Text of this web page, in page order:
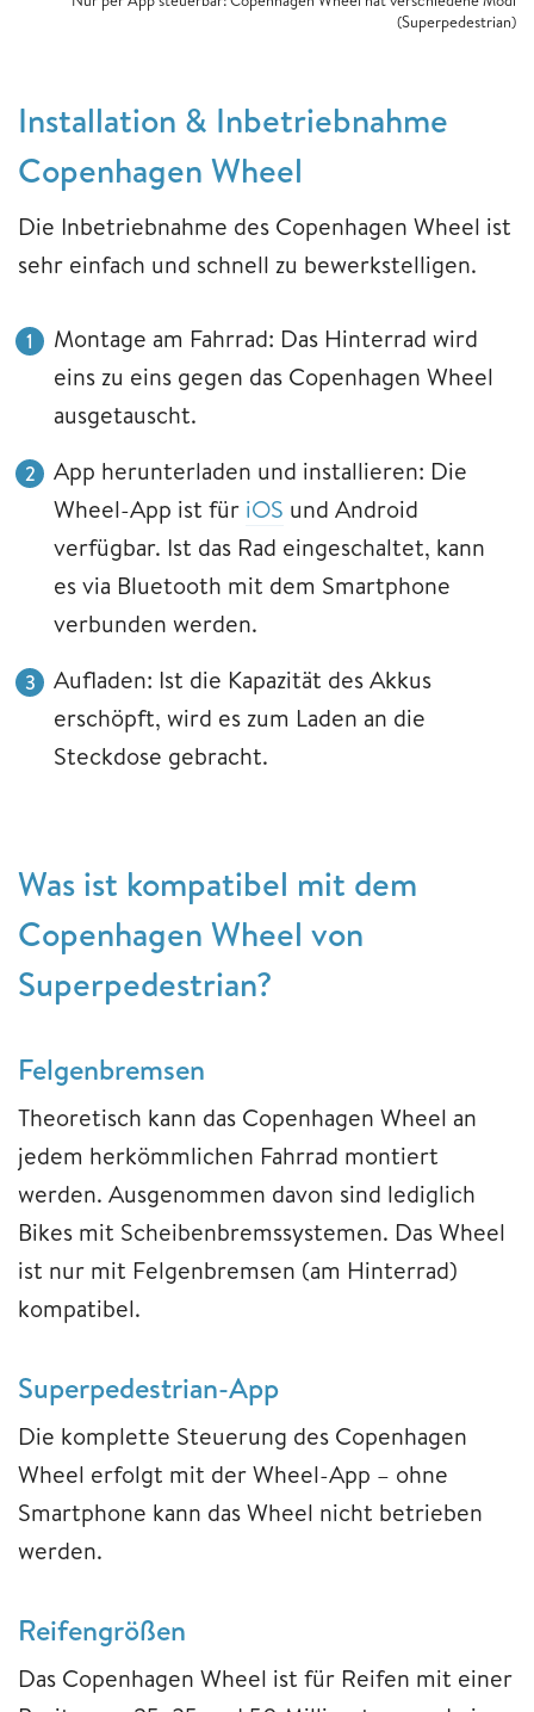
(Superpedestrian)
Installation & Inbetriebnahme
Copenhagen Wheel
Die Inbetriebnahme des Copenhagen Wheel ist
sehr einfach und schnell zu bewerkstelligen.
Montage am Fahrrad: Das Hinterrad wird
eins zu eins gegen das Copenhagen Wheel
ausgetauscht.
App herunterladen und installieren: Die
Wheel-App ist für iOS und Android
verfügbar. Ist das Rad eingeschaltet, kann
es via Bluetooth mit dem Smartphone
verbunden werden.
Aufladen: Ist die Kapazität des Akkus
erschöpft, wird es zum Laden an die
Steckdose gebracht.
Was ist kompatibel mit dem
Copenhagen Wheel von
Superpedestrian?
Felgenbremsen
Theoretisch kann das Copenhagen Wheel an
jedem herkömmlichen Fahrrad montiert
werden. Ausgenommen davon sind lediglich
Bikes mit Scheibenbremssystemen. Das Wheel
ist nur mit Felgenbremsen (am Hinterrad)
kompatibel.
Superpedestrian-App
Die komplette Steuerung des Copenhagen
Wheel erfolgt mit der Wheel-App – ohne
Smartphone kann das Wheel nicht betrieben
werden.
Reifengrößen
Das Copenhagen Wheel ist für Reifen mit einer